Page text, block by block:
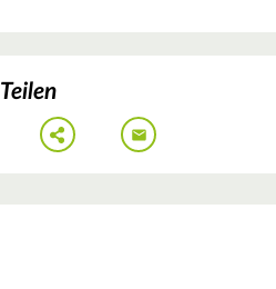
Teilen